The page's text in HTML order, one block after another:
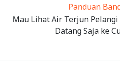
Panduan
Mau Lihat Air Terjun
Datang Saja ke